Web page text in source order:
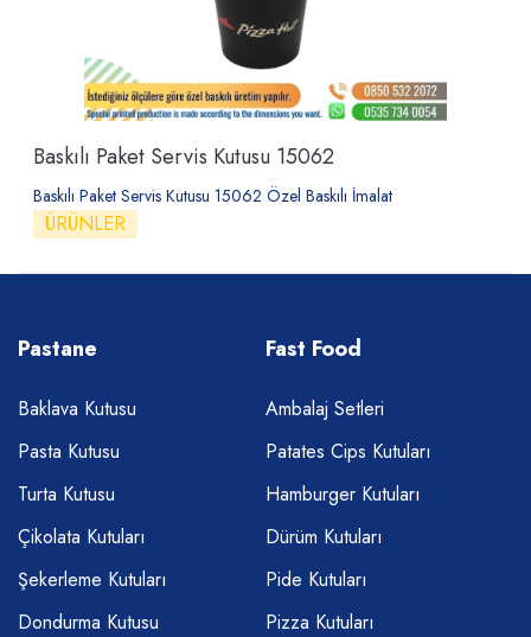
Baskılı Paket Servis Kutusu 15062
Baskılı Paket Servis Kutusu 15062 Özel Baskılı İmalat
ÜRÜNLER
Pastane
Baklava Kutusu
Pasta Kutusu
Turta Kutusu
Çikolata Kutuları
Şekerleme Kutuları
Dondurma Kutusu
Fast Food
Ambalaj Setleri
Patates Cips Kutuları
Hamburger Kutuları
Dürüm Kutuları
Pide Kutuları
Pizza Kutuları